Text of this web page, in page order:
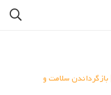
سلامت و